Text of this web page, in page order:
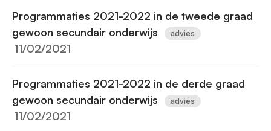
Programmaties 2021-2022 in de tweede graad
gewoon secundair onderwijs
advies
11/02/2021
Programmaties 2021-2022 in de derde graad
gewoon secundair onderwijs
advies
11/02/2021